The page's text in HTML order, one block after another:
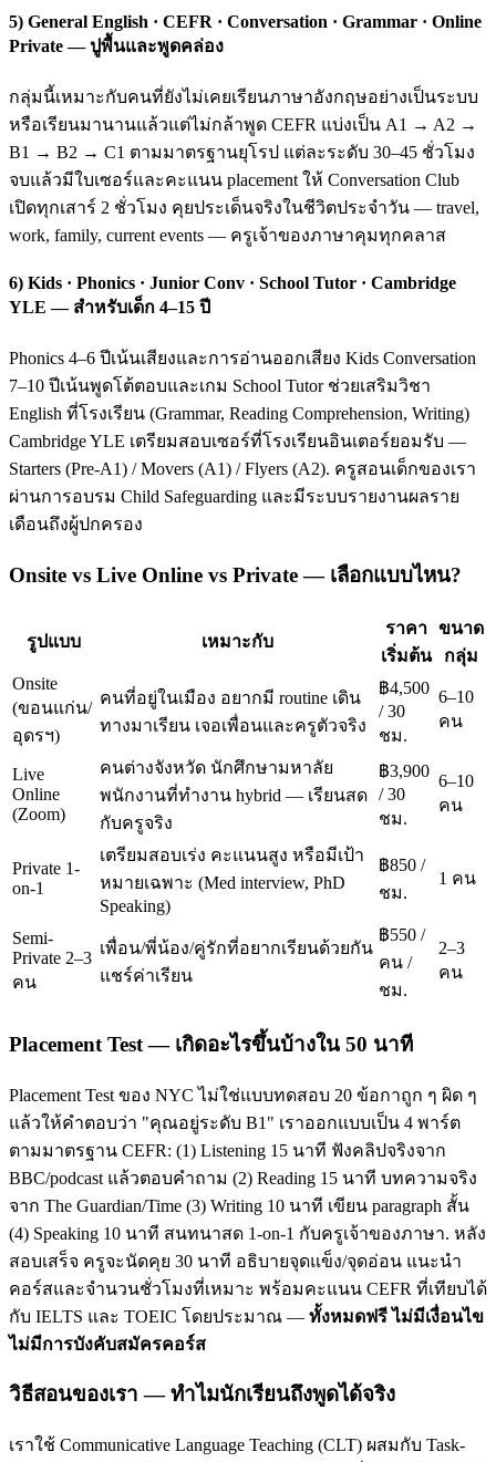
5) General English · CEFR · Conversation · Grammar · Online
Private — ปูพื้นและพูดคล่อง
กลุ่มนี้เหมาะกับคนที่ยังไม่เคยเรียนภาษาอังกฤษอย่างเป็นระบบ
หรือเรียนมานานแล้วแต่ไม่กล้าพูด CEFR แบ่งเป็น A1 → A2 →
B1 → B2 → C1 ตามมาตรฐานยุโรป แต่ละระดับ 30–45 ชั่วโมง
จบแล้วมีใบเซอร์และคะแนน placement ให้ Conversation Club
เปิดทุกเสาร์ 2 ชั่วโมง คุยประเด็นจริงในชีวิตประจำวัน — travel,
work, family, current events — ครูเจ้าของภาษาคุมทุกคลาส
6) Kids · Phonics · Junior Conv · School Tutor · Cambridge
YLE — สำหรับเด็ก 4–15 ปี
Phonics 4–6 ปีเน้นเสียงและการอ่านออกเสียง Kids Conversation
7–10 ปีเน้นพูดโต้ตอบและเกม School Tutor ช่วยเสริมวิชา
English ที่โรงเรียน (Grammar, Reading Comprehension, Writing)
Cambridge YLE เตรียมสอบเซอร์ที่โรงเรียนอินเตอร์ยอมรับ —
Starters (Pre-A1) / Movers (A1) / Flyers (A2). ครูสอนเด็กของเรา
ผ่านการอบรม Child Safeguarding และมีระบบรายงานผลราย
เดือนถึงผู้ปกครอง
Onsite vs Live Online vs Private — เลือกแบบไหน?
รูปแบบ เหมาะกับ
ราคา
เริ่มต้น
ขนาด
กลุ่ม
Onsite
(ขอนแก่น/
อุดรฯ)
คนที่อยู่ในเมือง อยากมี routine เดิน
ทางมาเรียน เจอเพื่อนและครูตัวจริง
฿4,500
/ 30
ชม.
6–10
คน
Live
Online
(Zoom)
คนต่างจังหวัด นักศึกษามหาลัย
พนักงานที่ทำงาน hybrid — เรียนสด
กับครูจริง
฿3,900
/ 30
ชม.
6–10
คน
Private 1-
on-1
เตรียมสอบเร่ง คะแนนสูง หรือมีเป้า
หมายเฉพาะ (Med interview, PhD
Speaking)
฿850 /
ชม.
1 คน
Semi-
Private 2–3
คน
เพื่อน/พี่น้อง/คู่รักที่อยากเรียนด้วยกัน
แชร์ค่าเรียน
฿550 /
คน /
ชม.
2–3
คน
Placement Test — เกิดอะไรขึ้นบ้างใน 50 นาที
Placement Test ของ NYC ไม่ใช่แบบทดสอบ 20 ข้อกาถูก ๆ ผิด ๆ
แล้วให้คำตอบว่า "คุณอยู่ระดับ B1" เราออกแบบเป็น 4 พาร์ต
ตามมาตรฐาน CEFR: (1) Listening 15 นาที ฟังคลิปจริงจาก
BBC/podcast แล้วตอบคำถาม (2) Reading 15 นาที บทความจริง
จาก The Guardian/Time (3) Writing 10 นาที เขียน paragraph สั้น
(4) Speaking 10 นาที สนทนาสด 1-on-1 กับครูเจ้าของภาษา. หลัง
สอบเสร็จ ครูจะนัดคุย 30 นาที อธิบายจุดแข็ง/จุดอ่อน แนะนำ
คอร์สและจำนวนชั่วโมงที่เหมาะ พร้อมคะแนน CEFR ที่เทียบได้
กับ IELTS และ TOEIC โดยประมาณ — ทั้งหมดฟรี ไม่มีเงื่อนไข
ไม่มีการบังคับสมัครคอร์ส
วิธีสอนของเรา — ทำไมนักเรียนถึงพูดได้จริง
เราใช้ Communicative Language Teaching (CLT) ผสมกับ Task-